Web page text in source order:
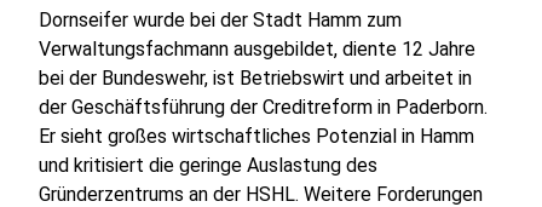
Dornseifer wurde bei der Stadt Hamm zum
Verwaltungsfachmann ausgebildet, diente 12 Jahre
bei der Bundeswehr, ist Betriebswirt und arbeitet in
der Geschäftsführung der Creditreform in Paderborn.
Er sieht großes wirtschaftliches Potenzial in Hamm
und kritisiert die geringe Auslastung des
Gründerzentrums an der HSHL. Weitere Forderungen